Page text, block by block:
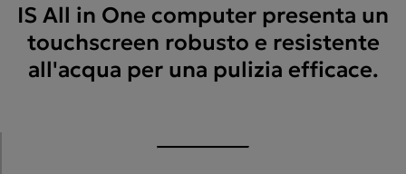
IS All in One computer presenta un
touchscreen robusto e resistente
all'acqua per una pulizia efficace.